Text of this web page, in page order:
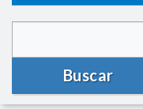
Buscar